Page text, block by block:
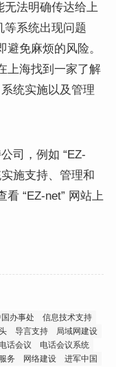
无法明确传达给上
等系统出现问题
免麻烦的风险。
上海找到一家了解
统实施以及管理
司，例如 “EZ-
施支持、管理和
“EZ-net” 网站上
办事处
信息技术支持
导言支持
局域网建设
电话会议
电话会议系统
务 网络建设
进军中国